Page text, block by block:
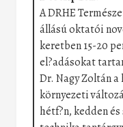
A DRHE
állású oktatói
keretben 15-20
el?adásokat
Dr. Nagy Zoltán a
környezeti
hétf?n, kedden és